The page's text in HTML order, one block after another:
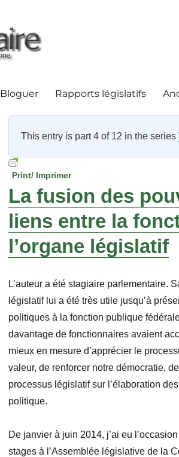
Bloguer Rapports législatifs
This entry is part 4 of 12 in the series
Print/ Imprimer
La fusion des
liens entre la
l’organe législatif
L’auteur a été stagiaire parlementaire.
législatif lui a été très utile jusqu’à
politiques à la fonction publique
davantage de fonctionnaires avaient
mieux en mesure d’apprécier le
valeur, de renforcer notre démocratie,
processus législatif sur l’élaboration
politique.
De janvier à juin 2014, j’ai eu
stages à l’Assemblée législative de la